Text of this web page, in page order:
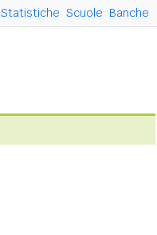
Statistiche Scuole Banche